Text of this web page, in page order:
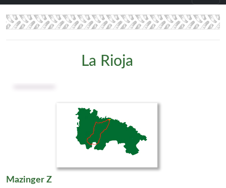
La Rioja
Mazinger Z